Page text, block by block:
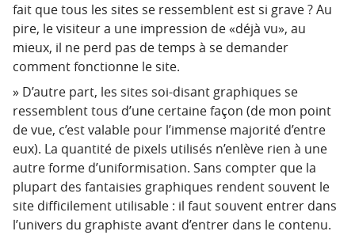
fait que tous les sites se ressemblent est si grave ? Au
pire, le visiteur a une impression de «déjà vu», au
mieux, il ne perd pas de temps à se demander
comment fonctionne le site.
D’autre part, les sites soi-disant graphiques se
ressemblent tous d’une certaine façon (de mon point
de vue, c’est valable pour l’immense majorité d’entre
eux). La quantité de pixels utilisés n’enlève rien à une
autre forme d’uniformisation. Sans compter que la
plupart des fantaisies graphiques rendent souvent le
site difficilement utilisable : il faut souvent entrer dans
l’univers du graphiste avant d’entrer dans le contenu.